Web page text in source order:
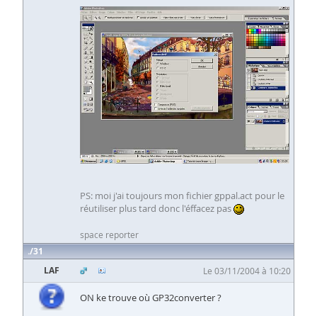
PS: moi j'ai toujours mon fichier gppal.act pour le
réutiliser plus tard donc l'éffacez pas
space reporter
31
LAF
Le 03/11/2004 à 10:20
ON ke trouve où GP32converter ?